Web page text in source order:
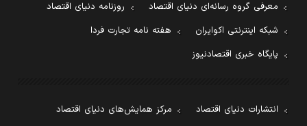
معرفی گروه رسانه‌ای دنیای اقتصاد
روزنامه دنیای اقتصاد
شبکه اینترنتی اکوایران
هفته نامه تجارت فردا
پایگاه خبری اقتصادنیوز
انتشارات دنیای اقتصاد
مرکز همایش‌های دنیای اقتصاد